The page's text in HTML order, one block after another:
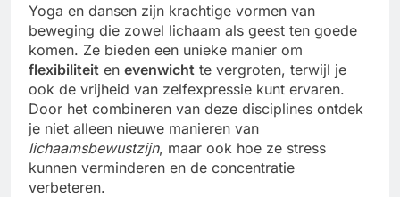
Yoga en dansen zijn krachtige vormen van
beweging die zowel lichaam als geest ten goede
komen. Ze bieden een unieke manier om
flexibiliteit en evenwicht te vergroten, terwijl je
ook de vrijheid van zelfexpressie kunt ervaren.
Door het combineren van deze disciplines ontdek
je niet alleen nieuwe manieren van
lichaamsbewustzijn, maar ook hoe ze stress
kunnen verminderen en de concentratie
verbeteren.